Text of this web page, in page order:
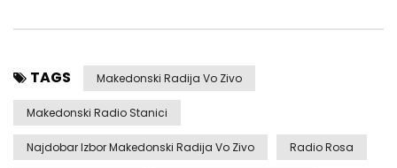
TAGS Makedonski Radija Vo Zivo
Makedonski Radio Stanici
Najdobar Izbor Makedonski Radija Vo Zivo Radio Rosa